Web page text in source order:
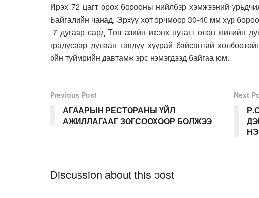
Ирэх 72 цагт орох борооны нийлбэр хэмжээний
Байгалийн чанад, Эрхүү хот орчмоор 30-40 мм хур
7 дугаар сард Төв азийн ихэнх нутагт олон жилийн
градусаар дулаан гандуу хуурай байсантай
ойн түймрийн давтамж эрс нэмэгдээд байгаа юм.
Previous Post
АГААРЫН РЕСТОРАНЫ ҮЙЛ
АЖИЛЛАГААГ ЗОГСООХООР БОЛЖЭЭ
Next
Discussion about this post